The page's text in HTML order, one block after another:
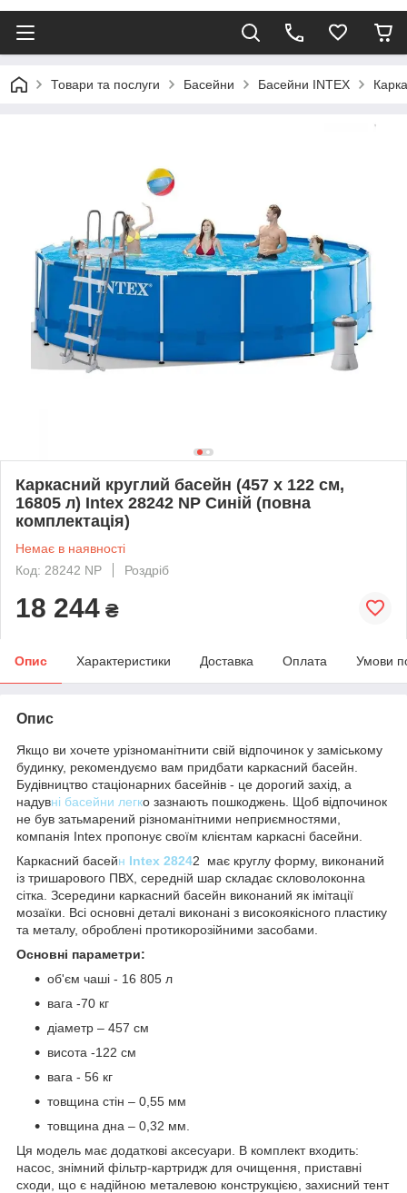
Товари та послуги Басейни Басейни INTEX
Каркасний круглий басейн (457 x 122 см,
16805 л) Intex 28242 NP Синій (повна
комплектація)
Немає в наявності
Код: 28242 NP
Роздріб
18 244 ₴
Опис Характеристики Доставка Оплата Умови
Опис
Якщо ви хочете урізноманітнити свій відпочинок у заміському
будинку, рекомендуємо вам придбати каркасний басейн.
Будівництво стаціонарних басейнів - це дорогий захід, а
надувні басейни легко зазнають пошкоджень. Щоб відпочинок
не був затьмарений різноманітними неприємностями,
компанія Intex пропонує своїм клієнтам каркасні басейни.
Каркасний басейн Intex 28242 має круглу форму, виконаний
із тришарового ПВХ, середній шар складає скловолоконна
сітка. Зсередини каркасний басейн виконаний як імітації
мозаїки. Всі основні деталі виконані з високоякісного пластику
та металу, оброблені протикорозійними засобами.
Основні параметри:
об'єм чаші - 16 805 л
вага -70 кг
діаметр – 457 см
висота -122 см
вага - 56 кг
товщина стін – 0,55 мм
товщина дна – 0,32 мм.
Ця модель має додаткові аксесуари. В комплект входить:
насос, знімний фільтр-картридж для очищення, приставні
сходи, що є надійною металевою конструкцією, захисний тент